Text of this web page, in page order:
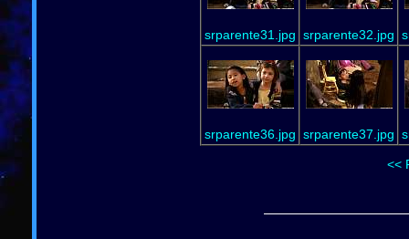
srparente31.jpg srparente32.jpg
srparente36.jpg srparente37.jpg
<<